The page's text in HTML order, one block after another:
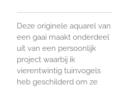
Deze originele aquarel van
een gaai maakt onderdeel
uit van een persoonlijk
project waarbij ik
vierentwintig tuinvogels
heb geschilderd om ze